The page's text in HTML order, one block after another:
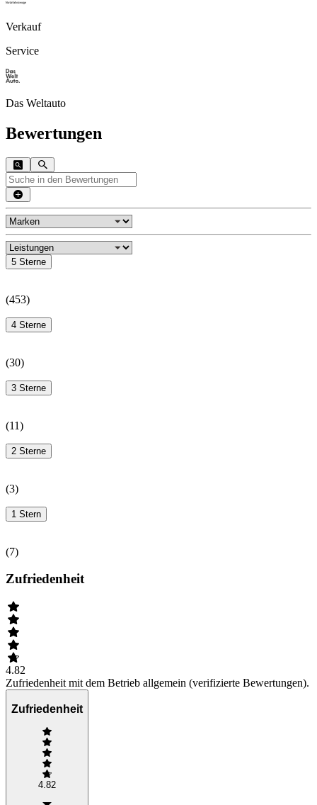
Verkauf
Service
Das Weltauto
Bewertungen
5 Sterne
(453)
4 Sterne
(30)
3 Sterne
(11)
2 Sterne
(3)
1 Stern
(7)
Zufriedenheit
4.82
Zufriedenheit mit dem Betrieb allgemein (verifizierte Bewertungen).
Zufriedenheit
4.82